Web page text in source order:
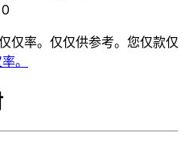
0
仅率。仅仅供参考。您仅款仅
。